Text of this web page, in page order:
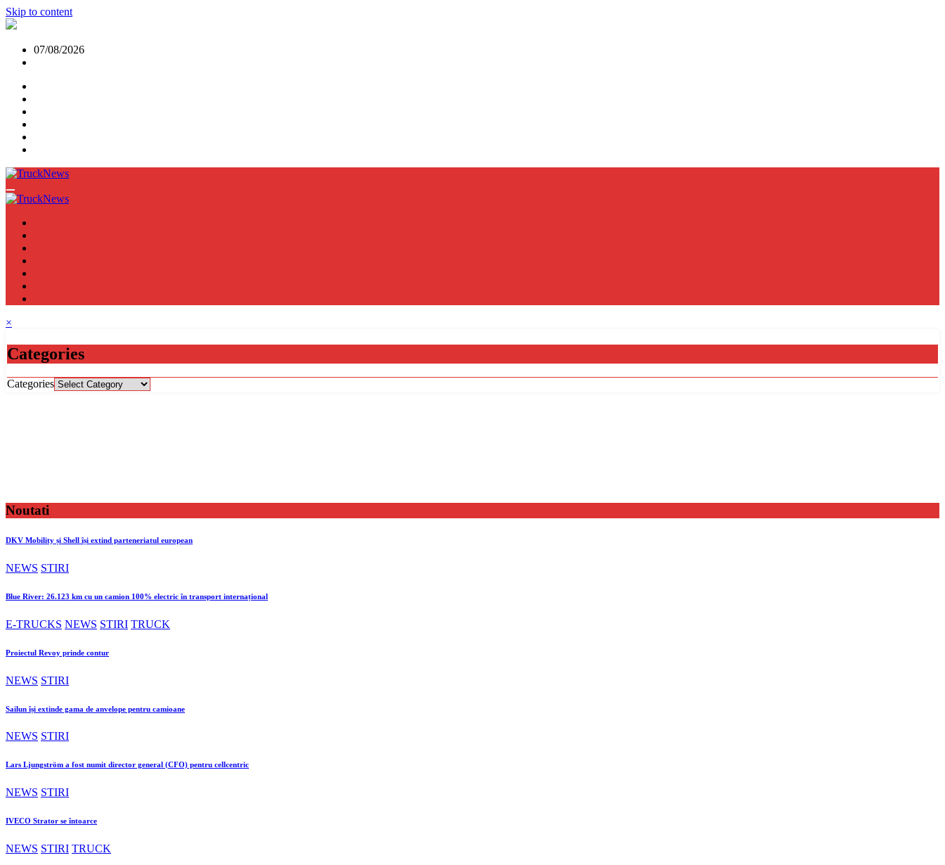
Skip to content
07/08/2026
×
Categories
Categories
Noutati
DKV Mobility și Shell își extind parteneriatul european
NEWS STIRI
Blue River: 26.123 km cu un camion 100% electric în transport internațional
E-TRUCKS NEWS STIRI TRUCK
Proiectul Revoy prinde contur
NEWS STIRI
Sailun își extinde gama de anvelope pentru camioane
NEWS STIRI
Lars Ljungström a fost numit director general (CFO) pentru cellcentric
NEWS STIRI
IVECO Strator se întoarce
NEWS STIRI TRUCK